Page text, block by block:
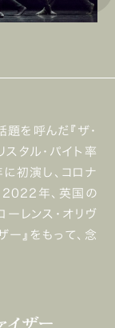
を呼んだ『ザ・
スタル・パイト率
初演し、コロナ
2022年、英国の
レンス・オリヴ
ー』をもって、念